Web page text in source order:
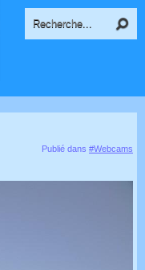
Publié dans #Webcams